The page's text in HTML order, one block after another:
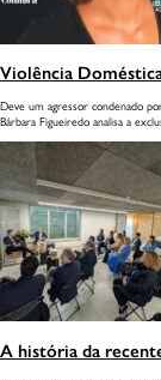
Violência
Deve um agressor condenado
Bárbara Figueiredo analisa a
A história da